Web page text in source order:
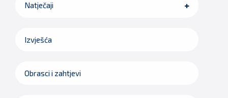
Natječaji
Izvješća
Obrasci i zahtjevi